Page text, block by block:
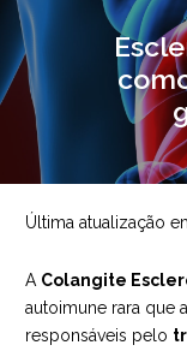
Última atualização
A Colangite
autoimune rara que
responsáveis pelo